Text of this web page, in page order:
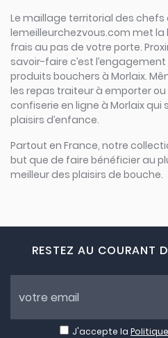
Le maillage territorial des
lemeilleurchezvous.com met la
frais au pas de votre porte.
savoir-faire c’est
produits bouchers à Morlaix.
les repas traiteur à emporter ou
confiserie en ligne à Morlaix qui
plaisirs d’enfance.
Partout en France, notre
but que de faire bénéficier au
meilleur des plaisirs de bouche.
RESTEZ AU COURANT
J'accepte la